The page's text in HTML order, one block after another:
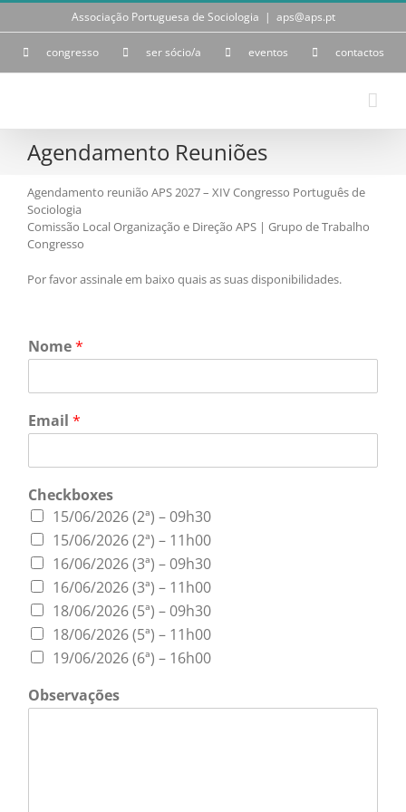
Skip
Associação Portuguesa de Sociologia | aps@aps.pt
congresso ser sócio/a eventos contactos
Agendamento Reuniões
Agendamento reunião APS 2027 – XIV Congresso Português de
Sociologia
Comissão Local Organização e Direção APS | Grupo de Trabalho
Congresso
Por favor assinale em baixo quais as suas disponibilidades.
Nome*
Email *
Checkboxes
15/06/2026 (2ª) – 09h30
15/06/2026 (2ª) – 11h00
16/06/2026 (3ª) – 09h30
16/06/2026 (3ª) – 11h00
18/06/2026 (5ª) – 09h30
18/06/2026 (5ª) – 11h00
19/06/2026 (6ª) – 16h00
C
h
Observações